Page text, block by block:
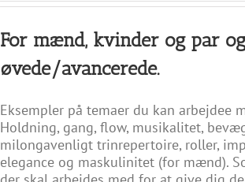
til
5,625 kr.
For mænd, kvinder og par
øvede/avancerede.
Eksempler på temaer du kan arbejdee
Holdning, gang, flow, musikalitet,
milongavenligt trinrepertoire, roller,
elegance og maskulinitet (for mænd).